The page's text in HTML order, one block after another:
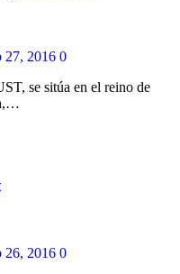
27, 2016 0
se sitúa en el reino de
26, 2016 0